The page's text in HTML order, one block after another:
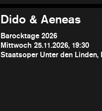
Dido & Aeneas
Barocktage 2026
Mittwoch 25.11.2026, 19:30
Staatsoper Unter den Linden,